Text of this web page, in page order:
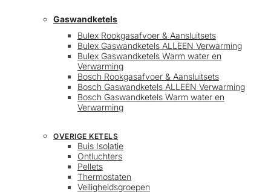
Gaswandketels
Bulex Rookgasafvoer & Aansluitsets
Bulex Gaswandketels ALLEEN Verwarming
Bulex Gaswandketels Warm water en
Verwarming
Bosch Rookgasafvoer & Aansluitsets
Bosch Gaswandketels ALLEEN Verwarming
Bosch Gaswandketels Warm water en
Verwarming
OVERIGE KETELS
Buis Isolatie
Ontluchters
Pellets
Thermostaten
Veiligheidsgroepen